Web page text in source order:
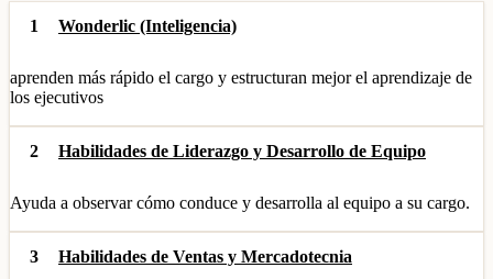
1 Wonderlic (Inteligencia)
aprenden más rápido el cargo y estructuran mejor el aprendizaje de
los ejecutivos
2 Habilidades de Liderazgo y Desarrollo de Equipo
Ayuda a observar cómo conduce y desarrolla al equipo a su cargo.
3 Habilidades de Ventas y Mercadotecnia